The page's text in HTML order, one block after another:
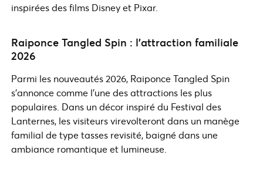
inspirées des films Disney et Pixar.
Raiponce Tangled Spin : l’attraction familiale
2026
Parmi les nouveautés 2026, Raiponce Tangled Spin
s’annonce comme l’une des attractions les plus
populaires. Dans un décor inspiré du Festival des
Lanternes, les visiteurs virevolteront dans un manège
familial de type tasses revisité, baigné dans une
ambiance romantique et lumineuse.